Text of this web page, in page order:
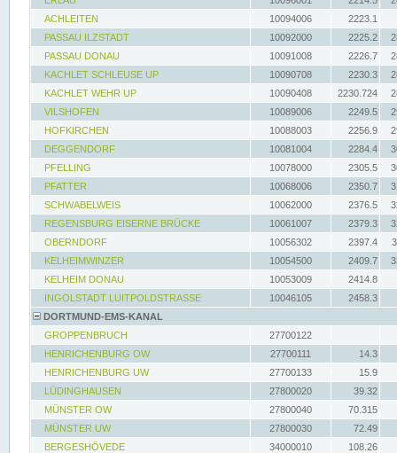
ACHLEITEN
10094006
2223.1
PASSAU ILZSTADT
10092000 2225.2
PASSAU DONAU
10091008 2226.7
KACHLET SCHLEUSE UP
10090708 2230.3
KACHLET WEHR UP
10090408 2230.724
VILSHOFEN
10089006 2249.5
HOFKIRCHEN
10088003 2256.9
DEGGENDORF
10081004 2284.4
PFELLING
10078000 2305.5
PFATTER
10068006 2350.7
SCHWABELWEIS
10062000 2376.5
REGENSBURG EISERNE BRÜCKE
10061007 2379.3
OBERNDORF
10056302 2397.4
KELHEIMWINZER
10054500 2409.7
KELHEIM DONAU
10053009
2414.8
INGOLSTADT LUITPOLDSTRASSE
10046105
2458.3
DORTMUND-EMS-KANAL
GROPPENBRUCH
27700122
HENRICHENBURG OW
27700111
14.3
HENRICHENBURG UW
27700133
15.9
LÜDINGHAUSEN
27800020
39.32
MÜNSTER OW
27800040
70.315
MÜNSTER UW
27800030
72.49
BERGESHÖVEDE
34000010
108.26